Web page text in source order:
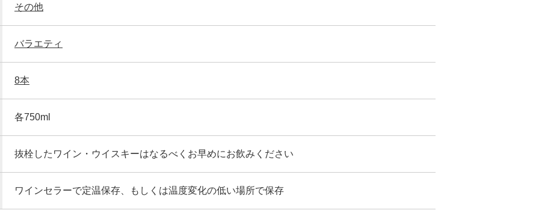
その他
バラエティ
8本
各750ml
抜栓したワイン・ウイスキーはなるべくお早めにお飲みください
ワインセラーで定温保存、もしくは温度変化の低い場所で保存